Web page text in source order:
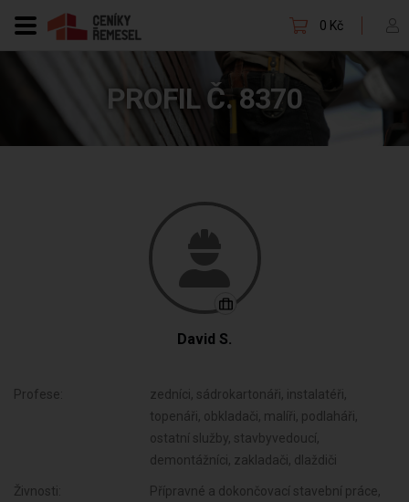
0 Kč
PROFIL Č. 8370
David S.
Profese:
zedníci, sádrokartonáři, instalatéři,
topenáři, obkladači, malíři, podlaháři,
ostatní služby, stavbyvedoucí,
demontážníci, zakladači, dlaždiči
Živnosti:
Přípravné a dokončovací stavební práce,